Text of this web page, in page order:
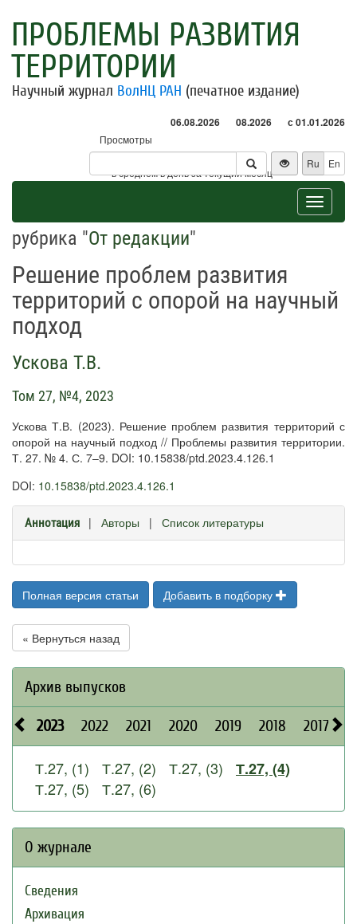
ПРОБЛЕМЫ РАЗВИТИЯ
ТЕРРИТОРИИ
Научный журнал ВолНЦ РАН (печатное издание)
06.08.2026 08.2026 с 01.01.2026
Просмотры
Посетители
* - в среднем в день за текущий месяц
Ru En
Toggle
рубрика "От редакции"
Решение проблем развития
территорий с опорой на научный
подход
Ускова Т.В.
Том 27, №4, 2023
Ускова Т.В. (2023). Решение проблем развития территорий с
опорой на научный подход // Проблемы развития территории.
Т. 27. № 4. С. 7–9. DOI: 10.15838/ptd.2023.4.126.1
DOI: 10.15838/ptd.2023.4.126.1
Аннотация | Авторы | Список литературы
Полная версия статьи Добавить в подборку
« Вернуться назад
Архив выпусков
2023 2022 2021 2020 2019 2018 2017
Т.27, (1) Т.27, (2) Т.27, (3)
Т.27, (4)
Т.27, (5)
Т.27, (6)
О журнале
Сведения
Архивация